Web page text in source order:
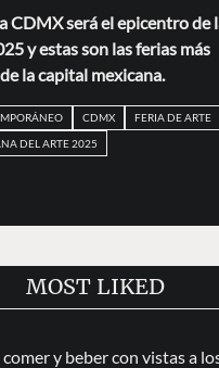
CDMX será el epicentro de
y estas son las ferias más
la capital mexicana.
CDMX
FERIA DE ARTE
DEL ARTE 2025
MOST LIKED
y beber con vistas a